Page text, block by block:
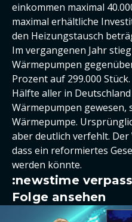
einkommen maximal
maximal erhältliche
den Heizungstausch
Im vergangenen Jahr
Wärmepumpen
Prozent auf 299.000
Hälfte aller in
Wärmepumpen gewesen,
Wärmepumpe.
aber deutlich verfehlt.
dass ein reformiertes
werden könnte.
:newstime
Folge ansehen